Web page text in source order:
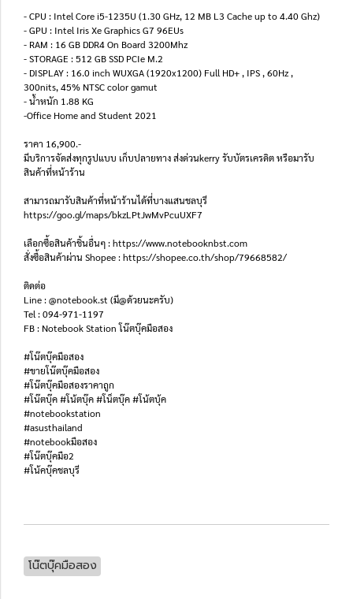
- CPU : Intel Core i5-1235U (1.30 GHz, 12 MB L3 Cache up to 4.40 Ghz)
- GPU : Intel Iris Xe Graphics G7 96EUs
- RAM : 16 GB DDR4 On Board 3200Mhz
- STORAGE : 512 GB SSD PCIe M.2
- DISPLAY : 16.0 inch WUXGA (1920x1200) Full HD+ , IPS , 60Hz ,
300nits, 45% NTSC color gamut
- น้ำหนัก 1.88 KG
-Office Home and Student 2021
ราคา 16,900.-
มีบริการจัดส่งทุกรูปแบบ เก็บปลายทาง ส่งด่วนkerry รับบัตรเครดิต หรือมารับ
สินค้าที่หน้าร้าน
สามารถมารับสินค้าที่หน้าร้านได้ที่บางแสนชลบุรี
https://goo.gl/maps/bkzLPtJwMvPcuUXF7
เลือกซื้อสินค้าชิ้นอื่นๆ : https://www.notebooknbst.com
สั่งซื้อสินค้าผ่าน Shopee : https://shopee.co.th/shop/79668582/
ติดต่อ
Line : @notebook.st (มี@ด้วยนะครับ)
Tel : 094-971-1197
FB : Notebook Station โน๊ตบุ๊คมือสอง
#โน๊ตบุ๊คมือสอง
#ขายโน๊ตบุ๊คมือสอง
#โน๊ตบุ๊คมือสองราคาถูก
#โน๊ตบุ๊ค #โน้ตบุ๊ค #โน็ตบุ๊ค #โน้ตบุ้ค
#notebookstation
#asusthailand
#notebookมือสอง
#โน๊ตบุ๊คมือ2
#โน้คบุ๊คชลบุรี
โน๊ตบุ๊คมือสอง